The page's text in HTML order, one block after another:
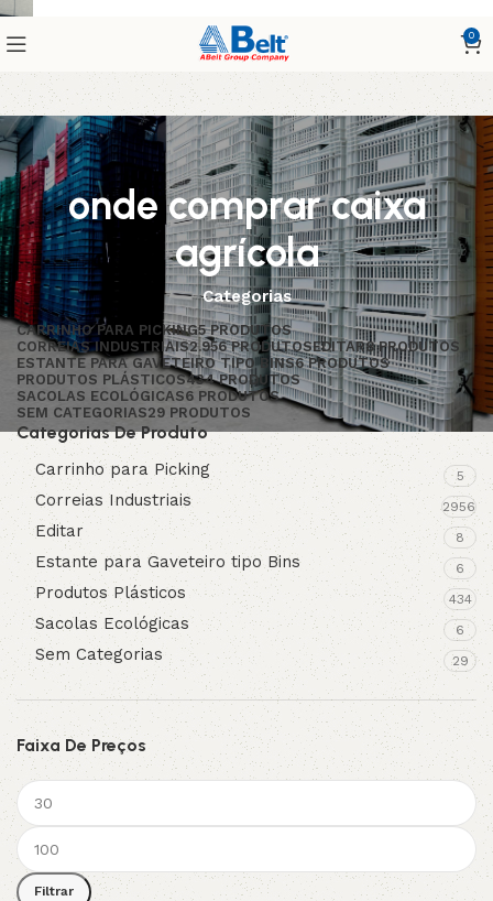
0
onde comprar caixa
agrícola
Categorias
CARRINHO PARA PICKING5 PRODUTOS
CORREIAS INDUSTRIAIS2.956 PRODUTOSEDITAR8 PRODUTOS
ESTANTE PARA GAVETEIRO TIPO BINS6 PRODUTOS
PRODUTOS PLÁSTICOS434 PRODUTOS
SACOLAS ECOLÓGICAS6 PRODUTOS
SEM CATEGORIAS29 PRODUTOS
Categorias De Produto
Carrinho para Picking 5
Correias Industriais 2956
Editar 8
Estante para Gaveteiro tipo Bins 6
Produtos Plásticos 434
Sacolas Ecológicas 6
Sem Categorias 29
Faixa De Preços
Filtrar